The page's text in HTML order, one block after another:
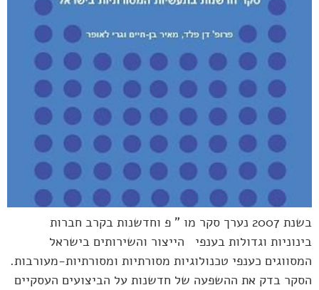
בשנת 2007 נערך סקר מו " פ וחדשנות בקרב חברות
בינוניות וגדולות בענפי הייצור והשירותים בישראל
המסווגים כענפי טכנולוגיות מסורתיות ומסורתיות-מעורבות.
הסקר בדק את ההשפעה של חדשנות על הביצועים העסקיים